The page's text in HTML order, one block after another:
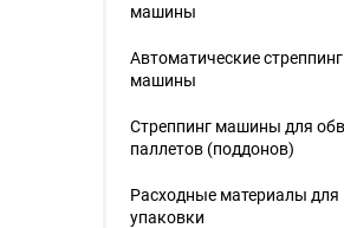
машины
Автоматические стреппинг
машины
Стреппинг машины для
паллетов (поддонов)
Расходные материалы для
упаковки